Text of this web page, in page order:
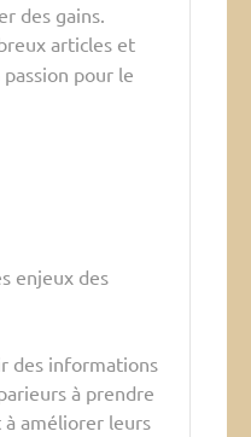
des gains.
articles et
pour le
enjeux des
des informations
à prendre
à améliorer leurs